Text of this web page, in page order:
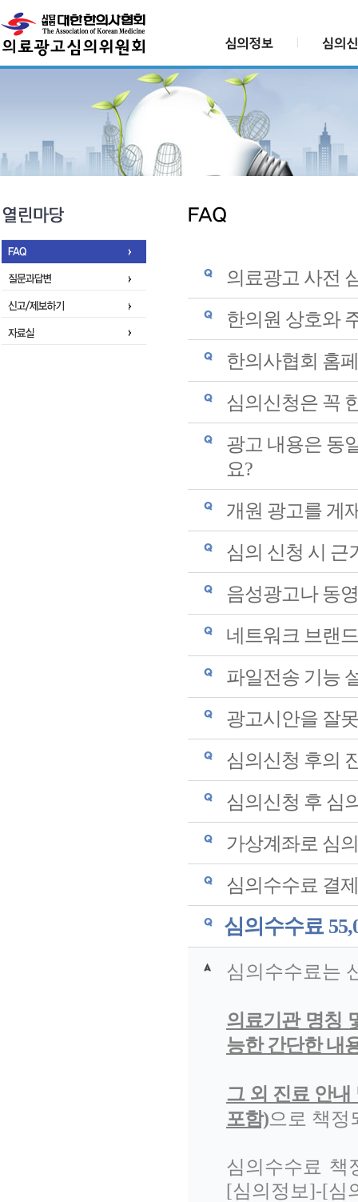
의료광고 사전
한의원 상호와
한의사협회 홈
심의신청은 꼭
광고 내용은 동
요?
개원 광고를 게
심의 신청 시 근
음성광고나 동
네트워크 브랜
파일전송 기능
광고시안을 잘
심의신청 후의
심의신청 후 심
가상계좌로 심
심의수수료 결
심의수수료
심의수수료는
의료기관 명칭
능한 간단한 내
그 외 진료 안내
포함)으로 책정
심의수수료 책
[심의정보]-[심